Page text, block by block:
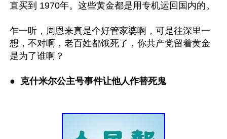
直买到 1970年。这些黄金都是用专机运回国内的。
乍一听，周恩来真是个好管家婆啊，可是往深里一
想，不对啊，老百姓都饿死了，你共产党留着黄金
是为了谁啊？
● 克什米尔公主号事件让他人作替死鬼